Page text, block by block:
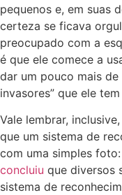
pequenos e, em suas
certeza se ficava
preocupado com a
é que ele comece a
dar um pouco mais
invasores” que ele
Vale lembrar,
que um sistema de
com uma simples
concluiu que diversos
sistema de